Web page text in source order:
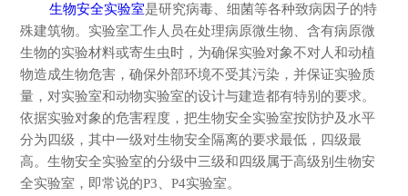
生物安全实验室是研究病毒、细菌等各种致病因子的特
殊建筑物。实验室工作人员在处理病原微生物、含有病原微
生物的实验材料或寄生虫时，为确保实验对象不对人和动植
物造成生物危害，确保外部环境不受其污染，并保证实验质
量，对实验室和动物实验室的设计与建造都有特别的要求。
依据实验对象的危害程度，把生物安全实验室按防护及水平
分为四级，其中一级对生物安全隔离的要求最低，四级最
高。生物安全实验室的分级中三级和四级属于高级别生物安
全实验室，即常说的P3、P4实验室。